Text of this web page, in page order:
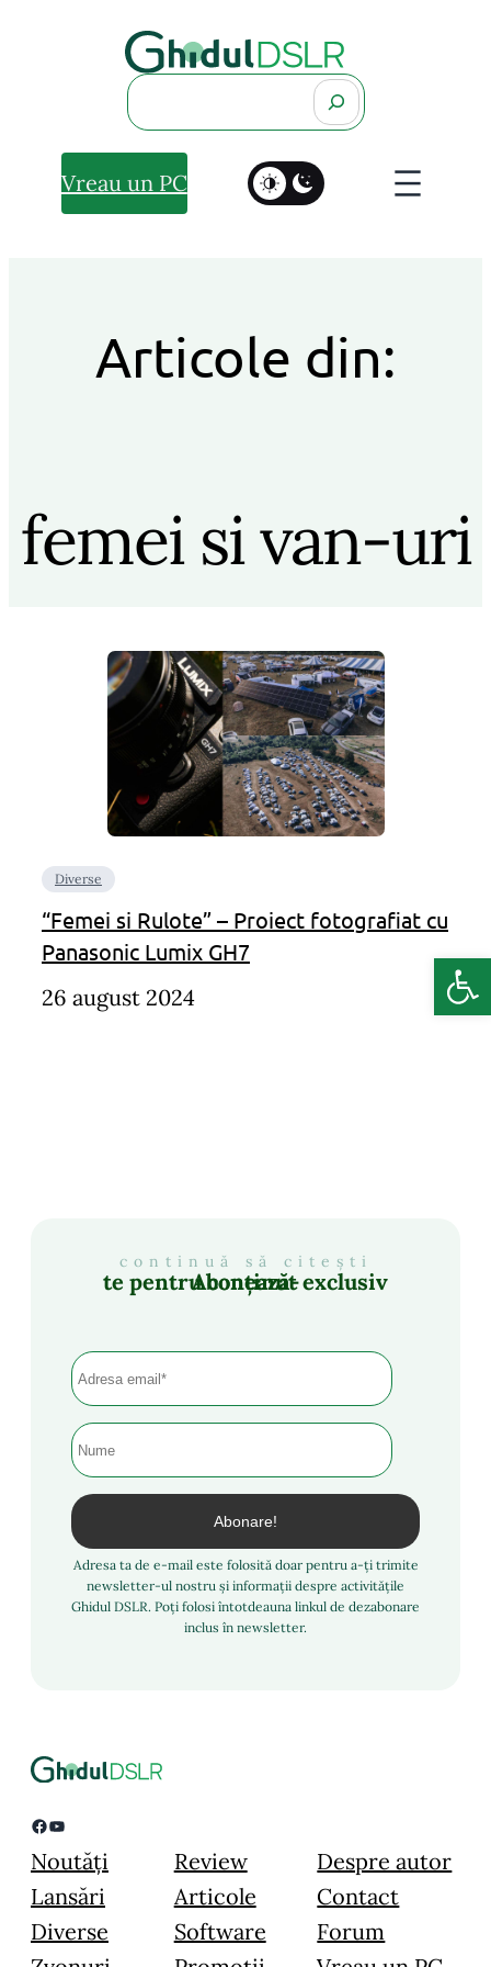
Search
Vreau un PC
Articole din:
femei si van-uri
Diverse
“Femei si Rulote” – Proiect fotografiat cu
Panasonic Lumix GH7
26 august 2024
continuă să citești
Abonează-te pentru conținut exclusiv
Adresa ta de e-mail este folosită doar pentru a-ți trimite
newsletter-ul nostru și informații despre activitățile
Ghidul DSLR. Poți folosi întotdeauna linkul de dezabonare
inclus în newsletter.
Facebook YouTube
Noutăți
Lansări
Diverse
Review
Articole
Software
Despre autor
Contact
Forum